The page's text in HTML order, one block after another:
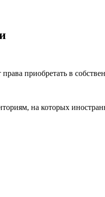
приобретать в
на которых